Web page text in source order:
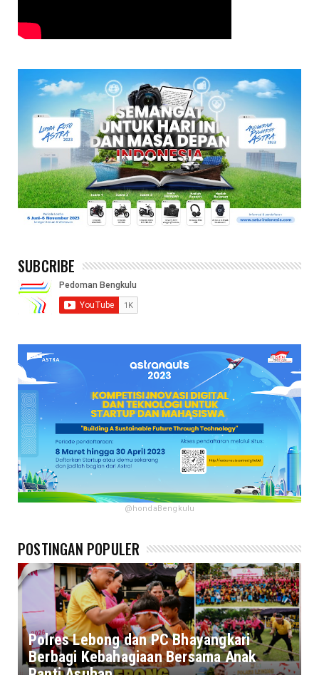
SUBCRIBE
@hondaBengkulu
POSTINGAN POPULER
Polres Lebong dan PC Bhayangkari
Berbagi Kebahagiaan Bersama Anak